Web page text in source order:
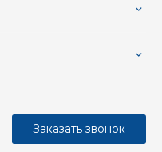
Заказать звонок